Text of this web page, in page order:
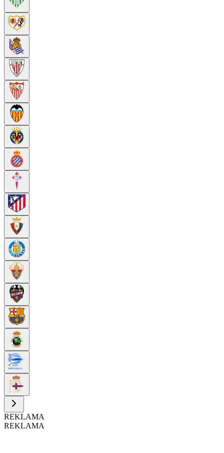
REKLAMA
REKLAMA